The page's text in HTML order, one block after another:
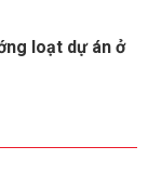
loạt dự án ở